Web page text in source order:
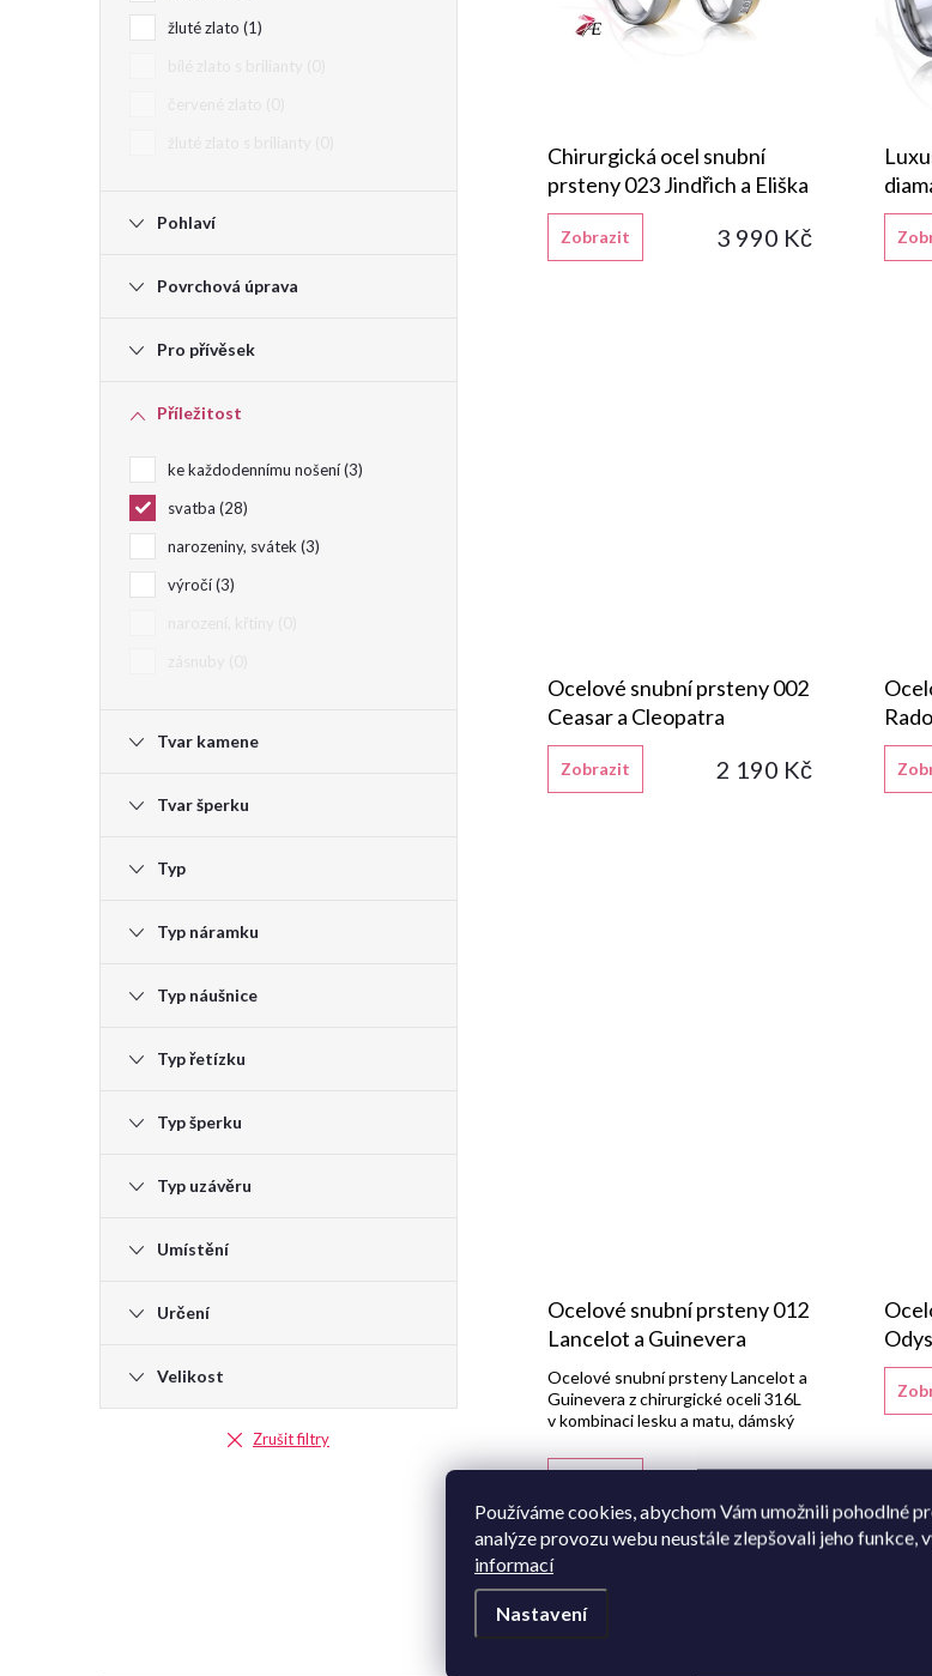
Používáme cookies, abychom Vám umožnili pohodlné
analýze provozu webu neustále zlepšovali jeho funkce,
informací
Nastavení
žluté zlato 1
Pohlaví
Povrchová úprava
Pro přívěsek
Příležitost
ke každodennímu nošení 3
svatba 28
narozeniny, svátek 3
výročí 3
Tvar kamene
Tvar šperku
Typ
Typ náramku
Typ náušnice
Typ řetízku
Typ šperku
Typ uzávěru
Umístění
Určení
Velikost
Zrušit filtry
d
Chirurgická ocel snubní
prsteny 023 Jindřich a Eliška
3 990 Kč
Zobrazit
Ocelové snubní prsteny 002
Ceasar a Cleopatra
2 190 Kč
Zobrazit
Ocelové snubní prsteny 012
Lancelot a Guinevera
Ocelové snubní prsteny Lancelot a
Guinevera z chirurgické oceli 316L
v kombinaci lesku a matu, dámský
zirkony.